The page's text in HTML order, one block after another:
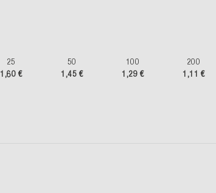
25
1,60 €
50
1,45 €
100
1,29 €
200
1,11 €